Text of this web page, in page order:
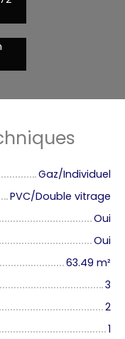
Gaz/Individuel
PVC/Double vitrage
Oui
Oui
63.49 m²
3
2
1